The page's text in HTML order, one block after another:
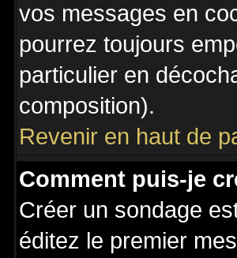
vos messages en
pourrez toujours
particulier en
composition).
Revenir en haut de
Comment puis-je
Créer un sondage
éditez le premier